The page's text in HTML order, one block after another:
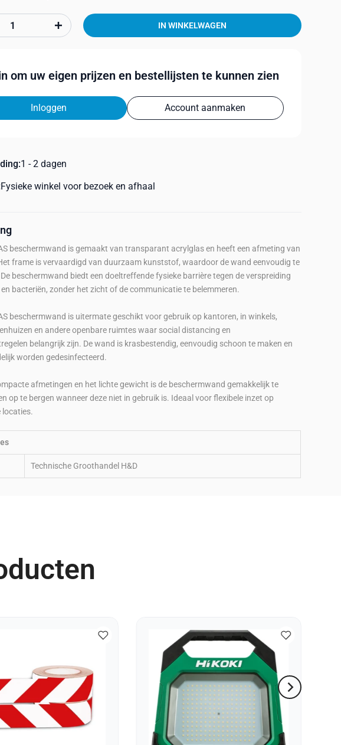
IN WINKELWAGEN
om uw eigen prijzen en bestellijsten te kunnen zien
Inloggen Account aanmaken
1 - 2 dagen
Fysieke winkel voor bezoek en afhaal
beschermwand is gemaakt van transparant acrylglas en heeft een afmeting van
frame is vervaardigd van duurzaam kunststof, waardoor de wand eenvoudig te
beschermwand biedt een doeltreffende fysieke barrière tegen de verspreiding
bacteriën, zonder het zicht of de communicatie te belemmeren.
beschermwand is uitermate geschikt voor gebruik op kantoren, in winkels,
en andere openbare ruimtes waar social distancing en
belangrijk zijn. De wand is krasbestendig, eenvoudig schoon te maken en
worden gedesinfecteerd.
afmetingen en het lichte gewicht is de beschermwand gemakkelijk te
op te bergen wanneer deze niet in gebruik is. Ideaal voor flexibele inzet op
locaties.
Technische Groothandel H&D